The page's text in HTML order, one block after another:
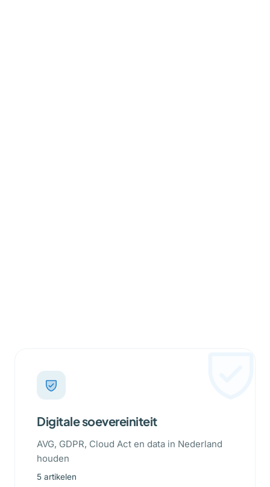
Digitale soevereiniteit
AVG, GDPR, Cloud Act en data in Nederland
houden
5 artikelen